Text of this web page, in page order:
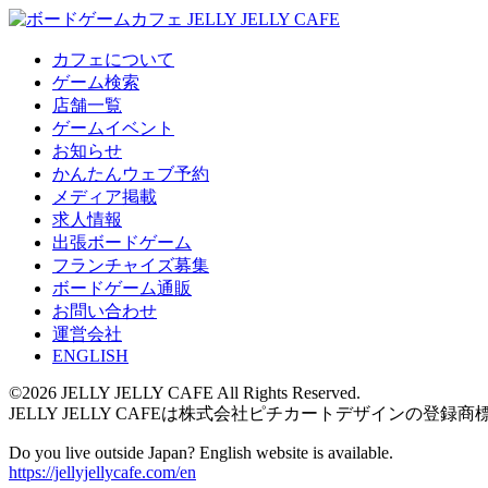
カフェについて
ゲーム検索
店舗一覧
ゲームイベント
お知らせ
かんたんウェブ予約
メディア掲載
求人情報
出張ボードゲーム
フランチャイズ募集
ボードゲーム通販
お問い合わせ
運営会社
ENGLISH
©2026 JELLY JELLY CAFE All Rights Reserved.
JELLY JELLY CAFEは株式会社ピチカートデザインの登録商
Do you live outside Japan? English website is available.
https://jellyjellycafe.com/en